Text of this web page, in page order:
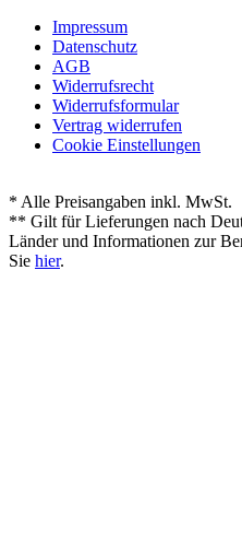
Impressum
Datenschutz
AGB
Widerrufsrecht
Widerrufsformular
Vertrag widerrufen
Cookie Einstellungen
* Alle Preisangaben inkl. MwSt.
** Gilt für Lieferungen nach
Länder und Informationen zur
Sie hier.